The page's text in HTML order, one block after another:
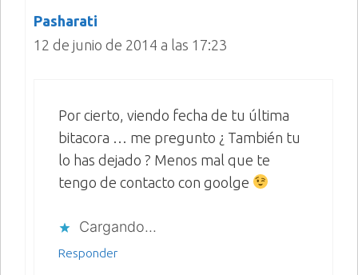
Pasharati
12 de junio de 2014 a las 17:23
Por cierto, viendo fecha de tu última
bitacora … me pregunto ¿ También tu
lo has dejado ? Menos mal que te
tengo de contacto con goolge
Cargando...
Responder